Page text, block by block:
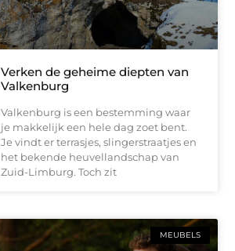
Verken de geheime diepten van
Valkenburg
Valkenburg is een bestemming waar
je makkelijk een hele dag zoet bent.
Je vindt er terrasjes, slingerstraatjes en
het bekende heuvellandschap van
Zuid-Limburg. Toch zit
MEUBELS